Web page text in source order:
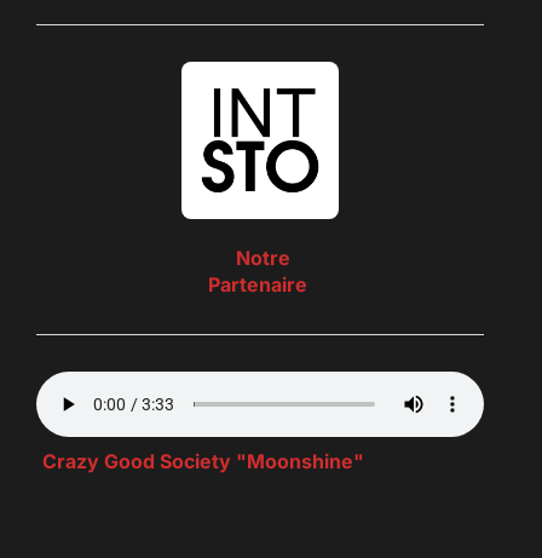
Notre
Partenaire
Crazy Good Society "Moonshine"